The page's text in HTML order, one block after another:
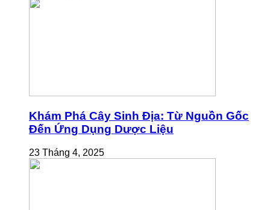
Khám Phá Cây Sinh Địa: Từ Nguồn Gốc
Đến Ứng Dụng Dược Liệu
23 Tháng 4, 2025